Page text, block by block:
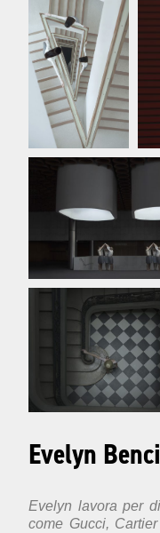
Evelyn
Evelyn lavora per
come Gucci,